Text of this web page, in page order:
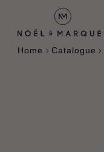
Home Catalogue